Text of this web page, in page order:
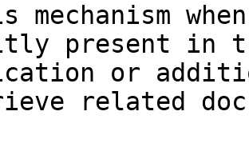
mechanism
present in
or